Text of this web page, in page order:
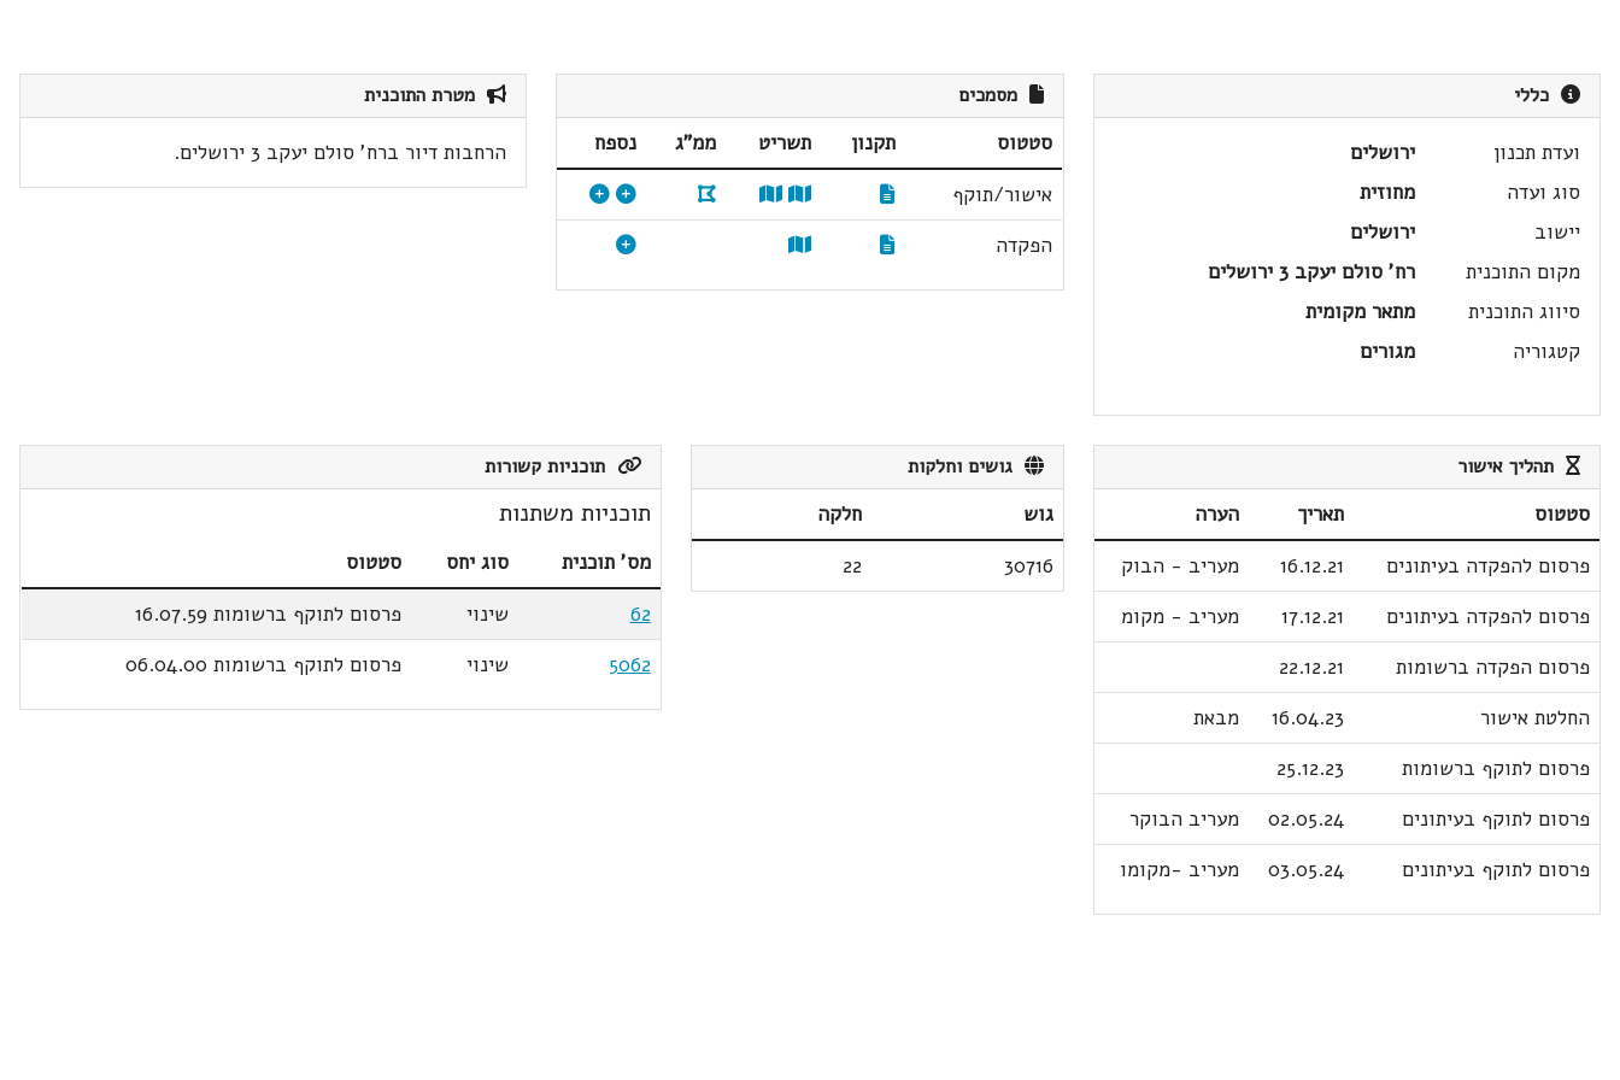
כללי
ועדת תכנון
ירושלים
סוג ועדה
מחוזית
יישוב
ירושלים
מקום התוכנית
רח' סולם יעקב 3 ירושלים
סיווג התוכנית
מתאר מקומית
קטגוריה
מגורים
מסמכים
סטטוס תקנון תשריט ממ"ג
נספח
אישור/תוקף
הפקדה
מטרת התוכנית
הרחבות דיור ברח' סולם יעקב 3 ירושלים.
תהליך אישור
סטטוס תאריך
הערה
פרסום להפקדה בעיתונים
16.12.21
מעריב - הבוק
פרסום להפקדה בעיתונים
17.12.21
מעריב - מקומ
פרסום הפקדה ברשומות
22.12.21
החלטת אישור
16.04.23
מבאת
פרסום לתוקף ברשומות
25.12.23
פרסום לתוקף בעיתונים
02.05.24
מעריב הבוקר
פרסום לתוקף בעיתונים
03.05.24 מעריב -מקומו
גושים וחלקות
גוש
חלקה
30716
22
תוכניות קשורות
תוכניות משתנות
מס' תוכנית סוג יחס
סטטוס
62
שינוי
פרסום לתוקף ברשומות 16.07.59
5062
שינוי פרסום לתוקף ברשומות 06.04.00